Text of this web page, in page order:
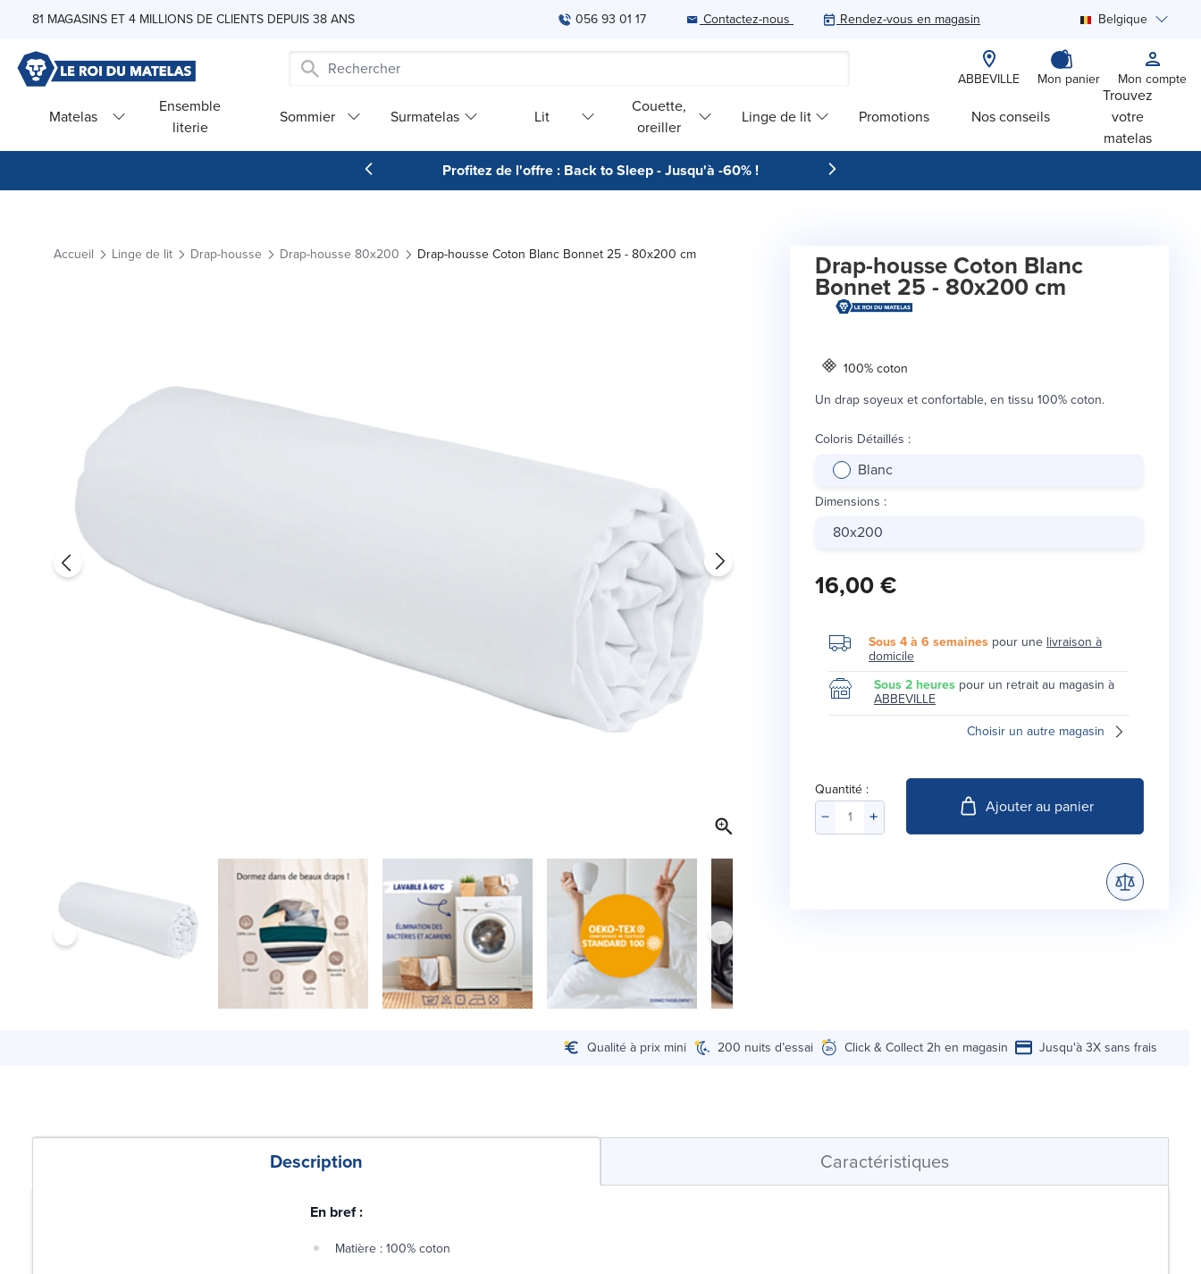
Skip to Content
81 MAGASINS ET 4 MILLIONS DE CLIENTS DEPUIS 38 ANS 056 93 01 17 Contactez-nous Rendez-vous en magasin Belgique
ABBEVILLE Mon panier Mon compte
Matelas
Ensemble
literie
Sommier Surmatelas Lit
Couette,
oreiller
Linge de lit Promotions Nos conseils
Trouvez
votre
matelas
Profitez de l'offre : Back to Sleep - Jusqu'à -60% !
Accueil Linge de lit Drap-housse Drap-housse 80x200 Drap-housse Coton Blanc Bonnet 25 - 80x200 cm Drap-housse Coton Blanc
Bonnet 25 - 80x200 cm
100% coton
Un drap soyeux et confortable, en tissu 100% coton.
Coloris Détaillés :
Blanc
Dimensions :
80x200
16,00 €
Sous 4 à 6 semaines pour unelivraison à
domicile
Sous 2 heures pour un retrait au magasin à
ABBEVILLE
Choisir un autre magasin
Quantité :
Ajouter au panier
Qualité à prix mini 200 nuits d’essai Click & Collect 2h en magasin Jusqu'à 3X sans frais
Description Caractéristiques
En bref :
Matière : 100% coton